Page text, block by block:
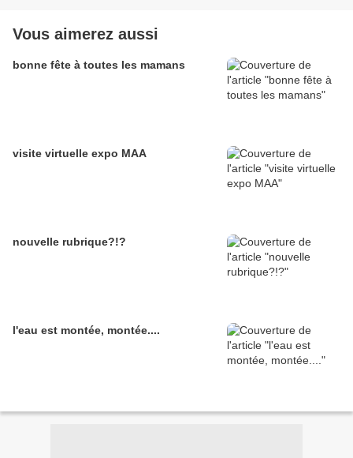
Vous aimerez aussi
bonne fête à toutes les mamans
visite virtuelle expo MAA
nouvelle rubrique?!?
l'eau est montée, montée....